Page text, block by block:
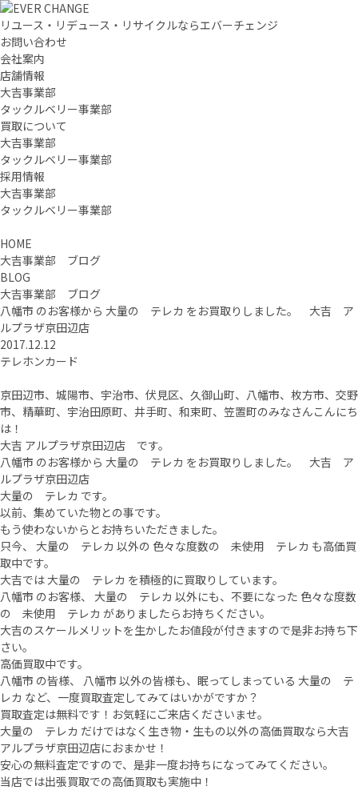
リユース・リデュース・リサイクルならエバーチェンジ
お問い合わせ
会社案内
店舗情報
大吉事業部
タックルベリー事業部
買取について
大吉事業部
タックルベリー事業部
採用情報
大吉事業部
タックルベリー事業部
HOME
大吉事業部 ブログ
BLOG
大吉事業部 ブログ
八幡市 のお客様から 大量の テレカ をお買取りしました。 大吉 ア
ルプラザ京田辺店
2017.12.12
テレホンカード
京田辺市、城陽市、宇治市、伏見区、久御山町、八幡市、枚方市、交野
市、精華町、宇治田原町、井手町、和束町、笠置町のみなさんこんにち
は！
大吉 アルプラザ京田辺店 です。
八幡市 のお客様から 大量の テレカ をお買取りしました。 大吉 ア
ルプラザ京田辺店
大量の テレカ です。
以前、集めていた物との事です。
もう使わないからとお持ちいただきました。
只今、 大量の テレカ 以外の 色々な度数の 未使用 テレカ も高価買
取中です。
大吉では 大量の テレカ を積極的に買取りしています。
八幡市 のお客様、 大量の テレカ 以外にも、不要になった 色々な度数
の 未使用 テレカ がありましたらお持ちください。
大吉のスケールメリットを生かしたお値段が付きますので是非お持ち下
さい。
高価買取中です。
八幡市 の皆様、 八幡市 以外の皆様も、眠ってしまっている 大量の テ
レカ など、一度買取査定してみてはいかがですか？
買取査定は無料です！お気軽にご来店くださいませ。
大量の テレカ だけではなく生き物・生もの以外の高価買取なら大吉
アルプラザ京田辺店におまかせ！
安心の無料査定ですので、是非一度お持ちになってみてください。
当店では出張買取での高価買取も実施中！